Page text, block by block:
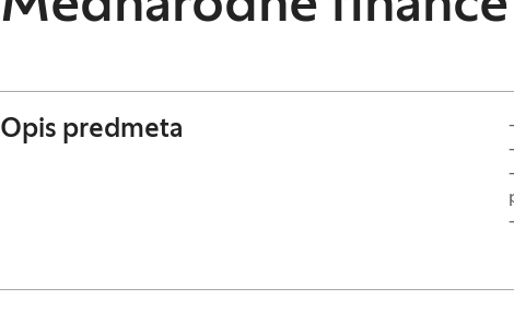
Opis predmeta